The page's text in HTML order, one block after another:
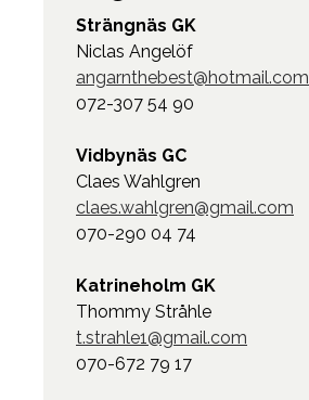
Strängnäs GK
Niclas Angelöf
angarnthebest@hotmail.com
072-307 54 90
Vidbynäs GC
Claes Wahlgren
claes.wahlgren@gmail.com
070-290 04 74
Katrineholm GK
Thommy Stråhle
t.strahle1@gmail.com
070-672 79 17